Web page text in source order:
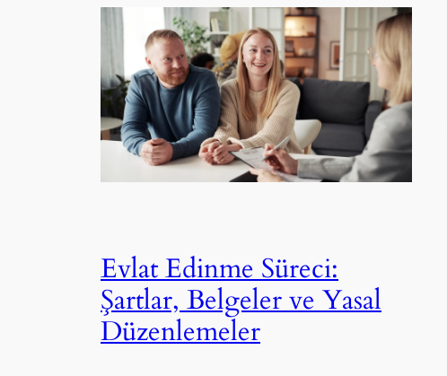
Evlat Edinme Süreci:
Şartlar, Belgeler ve Yasal
Düzenlemeler